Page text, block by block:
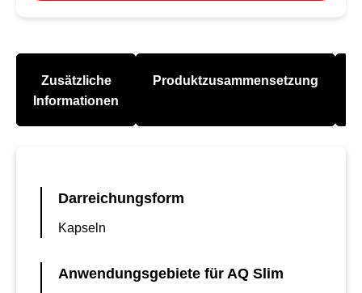
Zusätzliche
Informationen
Produktzusammensetzung
Darreichungsform
Kapseln
Anwendungsgebiete für AQ Slim